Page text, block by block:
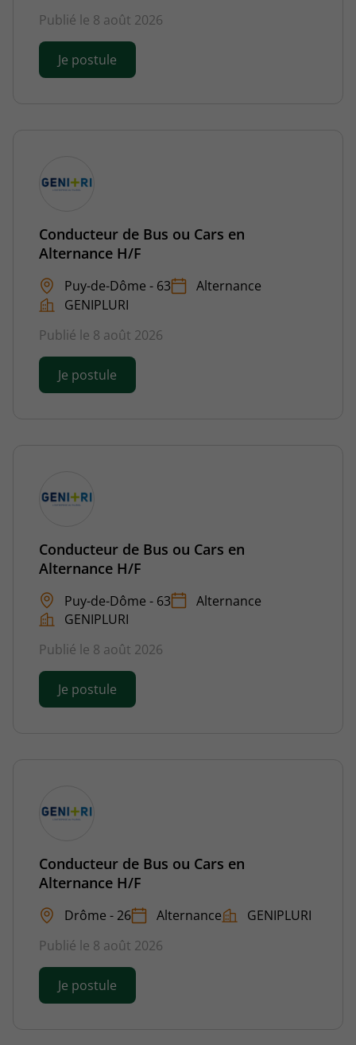
Publié le 8 août 2026
Je postule
Conducteur de Bus ou Cars en
Alternance H/F
Puy-de-Dôme - 63
Alternance
GENIPLURI
Publié le 8 août 2026
Je postule
Conducteur de Bus ou Cars en
Alternance H/F
Puy-de-Dôme - 63
Alternance
GENIPLURI
Publié le 8 août 2026
Je postule
Conducteur de Bus ou Cars en
Alternance H/F
Drôme - 26 Alternance
GENIPLURI
Publié le 8 août 2026
Je postule